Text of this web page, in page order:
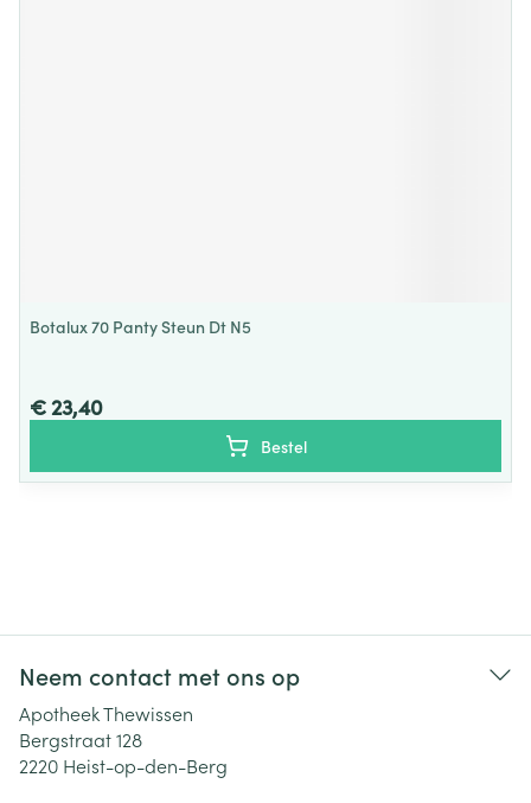
Botalux 70 Panty Steun Dt N5
€ 23,40
Bestel
Neem contact met ons op
Apotheek Thewissen
Bergstraat 128
2220 Heist-op-den-Berg